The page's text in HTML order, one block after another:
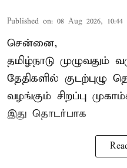
Published on: 08 Aug 2026, 10:44
சென்னை,
தமிழ்நாடு முழுவதும்
தேதிகளில் குடற்புழு
வழங்கும் சிறப்பு
இது தொடர்பாக